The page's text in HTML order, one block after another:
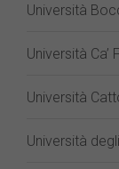
Università
Università Ca’
Università
Università